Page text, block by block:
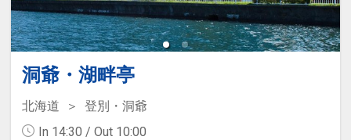
洞爺・湖畔亭
北海道
登別・洞爺
In 14:30 / Out 10:00